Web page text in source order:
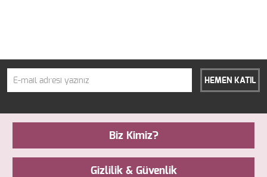
HEMEN KATIL
Biz Kimiz?
Gizlilik & Güvenlik